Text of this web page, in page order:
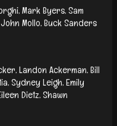
Mark Byers, Sam
Mollo, Buck Sanders
Landon Ackerman, Bill
Sydney Leigh, Emily
Dietz, Shawn